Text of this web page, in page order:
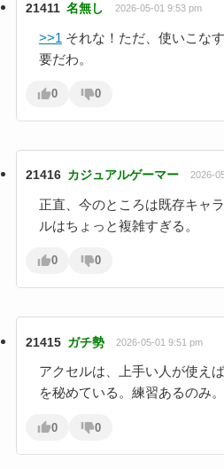
21411 名無し 2026-05-01 9:53 pm
>>1 それな！ただ、使いこな
要だわ。
0 0
21416 カジュアルゲーマー 2026-
正直、今のところは既存キャ
ルはちょっと複雑すぎる。
0 0
21415 ガチ勢 2026-05-01 9:51 pm
アクセルは、上手い人が使え
を秘めている。練習あるのみ。
0 0